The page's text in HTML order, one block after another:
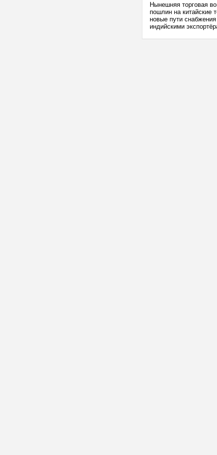
Нынешняя торговая
пошлин на китайские
новые пути
индийскими